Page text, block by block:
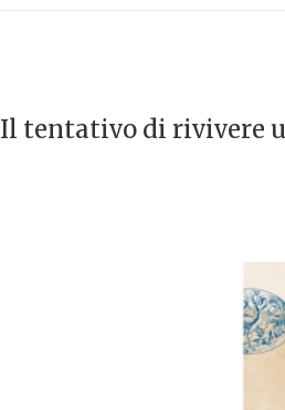
Il tentativo di rivivere